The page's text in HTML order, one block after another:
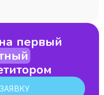
в течение 5 лет.
первый